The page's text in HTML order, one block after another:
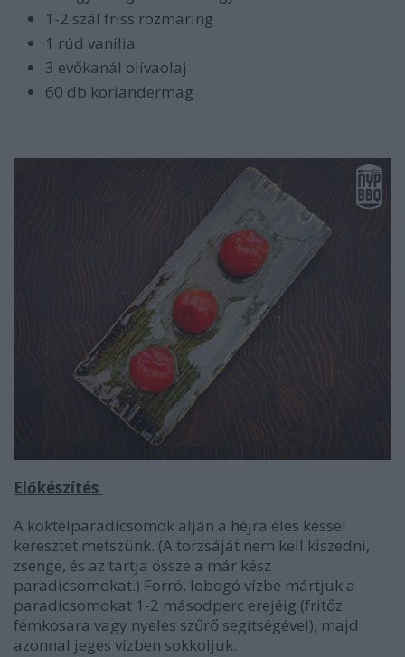
1-2 szál friss rozmaring
1 rúd vanília
3 evőkanál olívaolaj
60 db koriandermag
Előkészítés
A koktélparadicsomok alján a héjra éles késsel
keresztet metszünk. (A torzsáját nem kell kiszedni,
zsenge, és az tartja össze a már kész
paradicsomokat.) Forró, lobogó vízbe mártjuk a
paradicsomokat 1-2 másodperc erejéig (fritőz
fémkosara vagy nyeles szűrő segítségével), majd
azonnal jeges vízben sokkoljuk.